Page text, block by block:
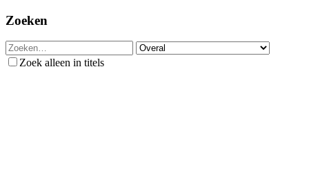
Zoeken
Zoek alleen in titels